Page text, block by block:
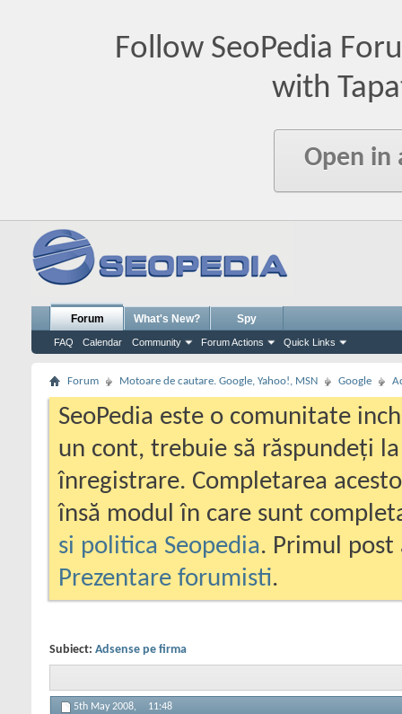
Follow SeoPedia
with
Open in
Forum
FAQ Calendar Community Forum Actions Quick Links
What's New? Spy
Forum Motoare de cautare. Google, Yahoo!, MSN Google
SeoPedia este o comunitate
un cont, trebuie să răspundeți
înregistrare. Completarea
însă modul în care sunt
si politica Seopedia. Primul
Prezentare forumisti.
Subiect: Adsense pe firma
5th May 2008, 11:48